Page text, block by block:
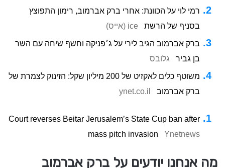
רמי לוי על הכוונת: אחרי ברק אברמוב, רימון התפוצץ
בסניף של הרשת
ice (אייס)
ברק אברמוב הגיב לירי על ג׳פניקה וחשף שיחה עם השר
בן גביר
גלובס
משוטף כלים לאקזיט של 200 מיליון שקל: הזינוק לצמרת של
ברק אברמוב
ynet.co.il
Court reverses Beitar Jerusalem’s State Cup ban after
mass pitch invasion
Ynetnews
מה אנחנו יודעים על ברק אברמוב